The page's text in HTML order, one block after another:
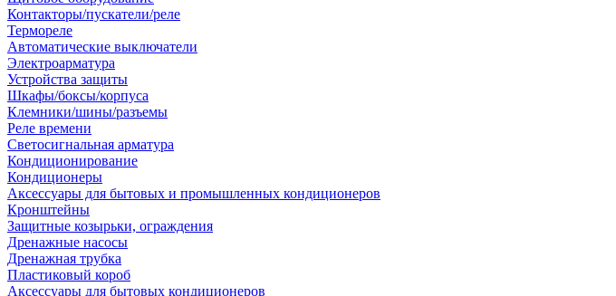
Контакторы/пускатели/реле
Термореле
Автоматические выключатели
Электроарматура
Устройства защиты
Шкафы/боксы/корпуса
Клемники/шины/разъемы
Реле времени
Светосигнальная арматура
Кондиционирование
Кондиционеры
Аксессуары для бытовых и промышленных кондиционеров
Кронштейны
Защитные козырьки, ограждения
Дренажные насосы
Дренажная трубка
Пластиковый короб
Аксессуары для бытовых кондиционеров